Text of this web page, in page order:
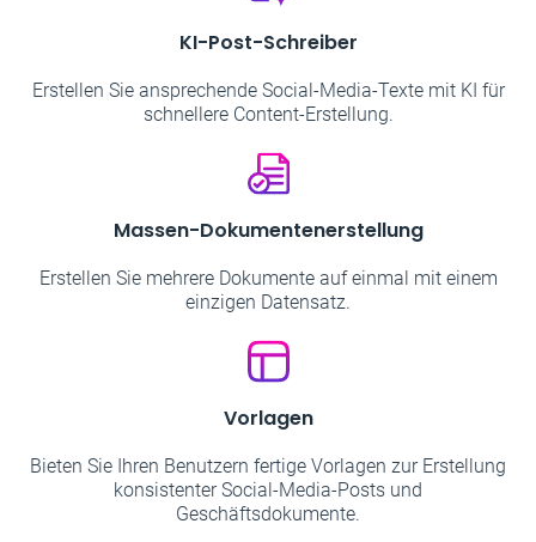
KI-Post-Schreiber
Erstellen Sie ansprechende Social-Media-Texte mit KI für
schnellere Content-Erstellung.
Massen-Dokumentenerstellung
Erstellen Sie mehrere Dokumente auf einmal mit einem
einzigen Datensatz.
Vorlagen
Bieten Sie Ihren Benutzern fertige Vorlagen zur Erstellung
konsistenter Social-Media-Posts und
Geschäftsdokumente.